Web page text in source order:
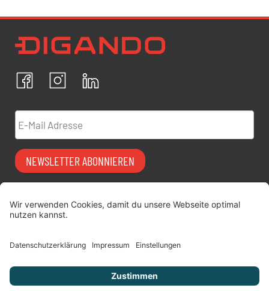
FacebookInstagram
Ich bestätige, dass ich die
Datenschutzrichtlinien
personenbezogenen Daten einverstanden.
E-Mail Adresse
NEWSLETTER ABONNIEREN
Vermiet-Partner
digitimes | blog
Über uns
Jobs
FAQ
Datenschutz
AGB